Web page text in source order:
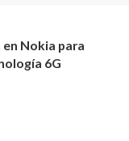
Nokia para
6G